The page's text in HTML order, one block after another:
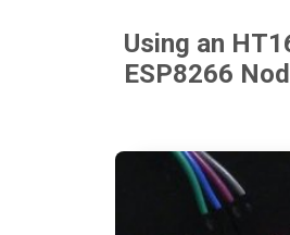
Using an
ESP8266